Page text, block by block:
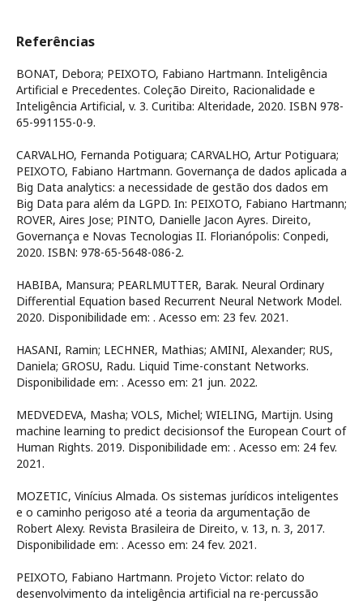
Referências
BONAT, Debora; PEIXOTO, Fabiano Hartmann. Inteligência
Artificial e Precedentes. Coleção Direito, Racionalidade e
Inteligência Artificial, v. 3. Curitiba: Alteridade, 2020. ISBN 978-
65-991155-0-9.
CARVALHO, Fernanda Potiguara; CARVALHO, Artur Potiguara;
PEIXOTO, Fabiano Hartmann. Governança de dados aplicada a
Big Data analytics: a necessidade de gestão dos dados em
Big Data para além da LGPD. In: PEIXOTO, Fabiano Hartmann;
ROVER, Aires Jose; PINTO, Danielle Jacon Ayres. Direito,
Governança e Novas Tecnologias II. Florianópolis: Conpedi,
2020. ISBN: 978-65-5648-086-2.
HABIBA, Mansura; PEARLMUTTER, Barak. Neural Ordinary
Differential Equation based Recurrent Neural Network Model.
2020. Disponibilidade em: . Acesso em: 23 fev. 2021.
HASANI, Ramin; LECHNER, Mathias; AMINI, Alexander; RUS,
Daniela; GROSU, Radu. Liquid Time-constant Networks.
Disponibilidade em: . Acesso em: 21 jun. 2022.
MEDVEDEVA, Masha; VOLS, Michel; WIELING, Martijn. Using
machine learning to predict decisionsof the European Court of
Human Rights. 2019. Disponibilidade em: . Acesso em: 24 fev.
2021.
MOZETIC, Vinícius Almada. Os sistemas jurídicos inteligentes
e o caminho perigoso até a teoria da argumentação de
Robert Alexy. Revista Brasileira de Direito, v. 13, n. 3, 2017.
Disponibilidade em: . Acesso em: 24 fev. 2021.
PEIXOTO, Fabiano Hartmann. Projeto Victor: relato do
desenvolvimento da inteligência artificial na re-percussão